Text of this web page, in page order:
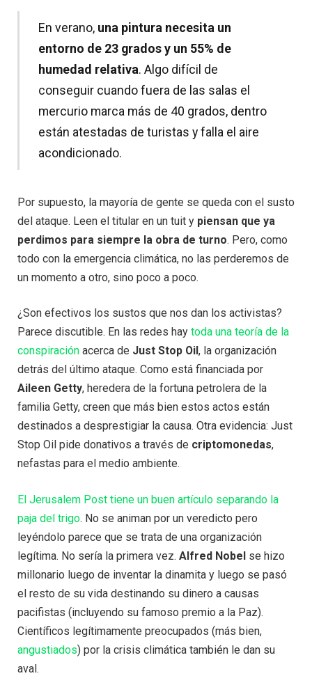
En verano, una pintura necesita un
entorno de 23 grados y un 55% de
humedad relativa. Algo difícil de
conseguir cuando fuera de las salas el
mercurio marca más de 40 grados, dentro
están atestadas de turistas y falla el aire
acondicionado.
Por supuesto, la mayoría de gente se queda con el susto
del ataque. Leen el titular en un tuit y piensan que ya
perdimos para siempre la obra de turno. Pero, como
todo con la emergencia climática, no las perderemos de
un momento a otro, sino poco a poco.
¿Son efectivos los sustos que nos dan los activistas?
Parece discutible. En las redes hay toda una teoría de la
conspiración acerca de Just Stop Oil , la organización
detrás del último ataque. Como está financiada por
Aileen Getty, heredera de la fortuna petrolera de la
familia Getty, creen que más bien estos actos están
destinados a desprestigiar la causa. Otra evidencia: Just
Stop Oil pide donativos a través de criptomonedas,
nefastas para el medio ambiente.
El Jerusalem Post tiene un buen artículo separando la
paja del trigo. No se animan por un veredicto pero
leyéndolo parece que se trata de una organización
legítima. No sería la primera vez. Alfred Nobel se hizo
millonario luego de inventar la dinamita y luego se pasó
el resto de su vida destinando su dinero a causas
pacifistas (incluyendo su famoso premio a la Paz).
Científicos legítimamente preocupados (más bien,
angustiados) por la crisis climática también le dan su
aval.